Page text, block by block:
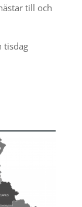
till och
tisdag